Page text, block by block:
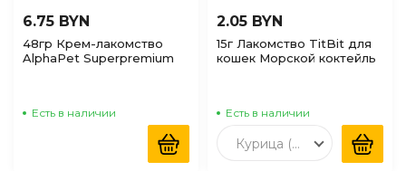
6.75 BYN
48гр Крем-лакомство
AlphaPet Superpremium
Есть в наличии
2.05 BYN
15г Лакомство TitBit для
кошек Морской коктейль
Есть в наличии
Курица (мусс)